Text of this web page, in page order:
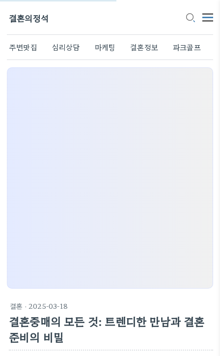
결혼의정석
주변맛집 심리상담 마케팅 결혼정보 파크골프
결혼 · 2025-03-18
결혼중매의 모든 것: 트렌디한 만남과 결혼
준비의 비밀